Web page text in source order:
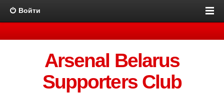
Войти
Arsenal Belarus
Supporters Club